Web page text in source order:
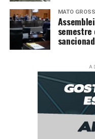
MATO